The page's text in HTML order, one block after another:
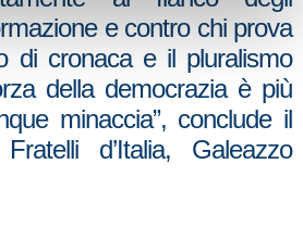
e contro chi prova
di cronaca e il pluralismo
della democrazia è più
minaccia”, conclude il
d’Italia, Galeazzo